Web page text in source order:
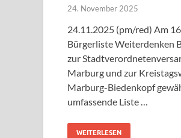
24. November 2025
24.11.2025 (pm/red) Am
Bürgerliste Weiterdenken
zur
Marburg und zur
Marburg-Biedenkopf
umfassende Liste …
WEITERLESEN